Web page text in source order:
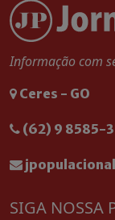
Informação com
Ceres - GO
(62) 9 8585-
SIGA NOSSA